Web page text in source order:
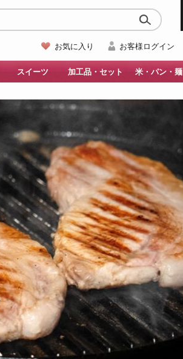
お気に入り お客様ログイン
スイーツ 加工品・セット 米・パン・麺